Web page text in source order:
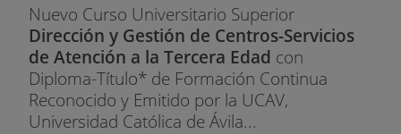
Nuevo Curso Universitario Superior
Dirección y Gestión de Centros-Servicios
de Atención a la Tercera Edad con
Diploma-Título* de Formación Continua
Reconocido y Emitido por la UCAV,
Universidad Católica de Ávila...